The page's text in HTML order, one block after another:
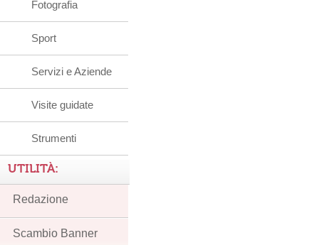
Fotografia
Sport
Servizi e Aziende
Visite guidate
Strumenti
UTILITÀ:
Redazione
Scambio Banner